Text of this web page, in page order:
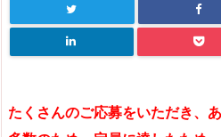
たくさんのご応募をいただき、